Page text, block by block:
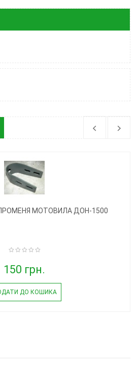
МОТОВИЛА ДОН-1500
150 грн.
ДО КОШИКА